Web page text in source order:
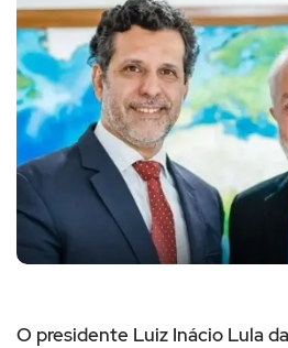
O presidente Luiz Inácio Lula